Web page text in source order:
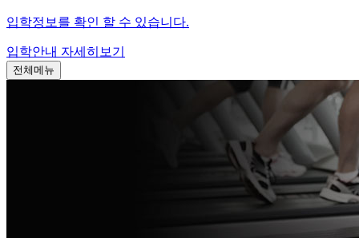
입학정보를 확인 할 수 있습니다.
입학안내 자세히보기
전체메뉴